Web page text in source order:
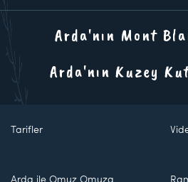
Arda'nın Mont
Arda'nın Kuzey
Tarifler
Arda ile Omuz Omuza